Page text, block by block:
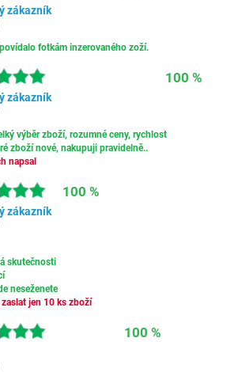
zákazník
fotkám inzerovaného zoží.
100 %
zákazník
výběr zboží, rozumné ceny, rychlost
zboží nové, nakupuji pravidelně..
napsal
100 %
zákazník
skutečnosti
neseženete
jen 10 ks zboží
100 %